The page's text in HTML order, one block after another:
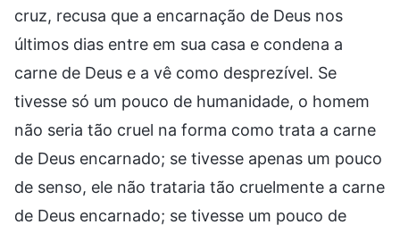
cruz, recusa que a encarnação de Deus nos
últimos dias entre em sua casa e condena a
carne de Deus e a vê como desprezível. Se
tivesse só um pouco de humanidade, o homem
não seria tão cruel na forma como trata a carne
de Deus encarnado; se tivesse apenas um pouco
de senso, ele não trataria tão cruelmente a carne
de Deus encarnado; se tivesse um pouco de